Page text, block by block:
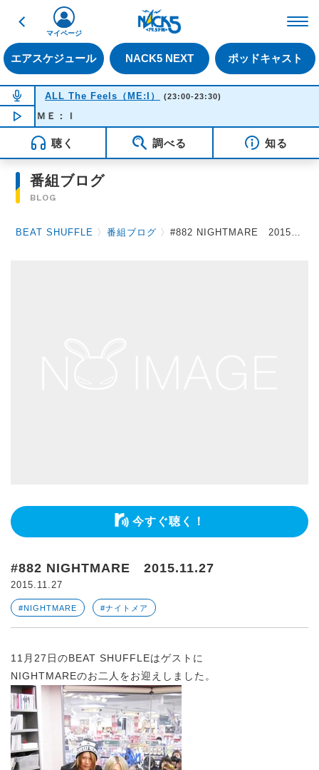
戻る
エアスケジュール NACK5 NEXT ポッドキャスト
マイページ
NOW ON AIR
ALL The Feels（ME:I） (23:00-23:30)
NOW PLAYING
- ＭＥ：Ｉ
聴く 調べる 知る
番組ブログ
BLOG
BEAT SHUFFLE 〉番組ブログ 〉#882 NIGHTMARE 2015.11.27
今すぐ聴く！
#882 NIGHTMARE 2015.11.27
2015.11.27
#NIGHTMARE #ナイトメア
11月27日のBEAT SHUFFLEはゲストに
NIGHTMAREのお二人をお迎えしました。